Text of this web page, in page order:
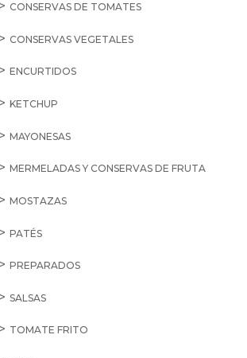
CONSERVAS DE TOMATES
CONSERVAS VEGETALES
ENCURTIDOS
KETCHUP
MAYONESAS
MERMELADAS Y CONSERVAS DE FRUTA
MOSTAZAS
PATÉS
PREPARADOS
SALSAS
TOMATE FRITO